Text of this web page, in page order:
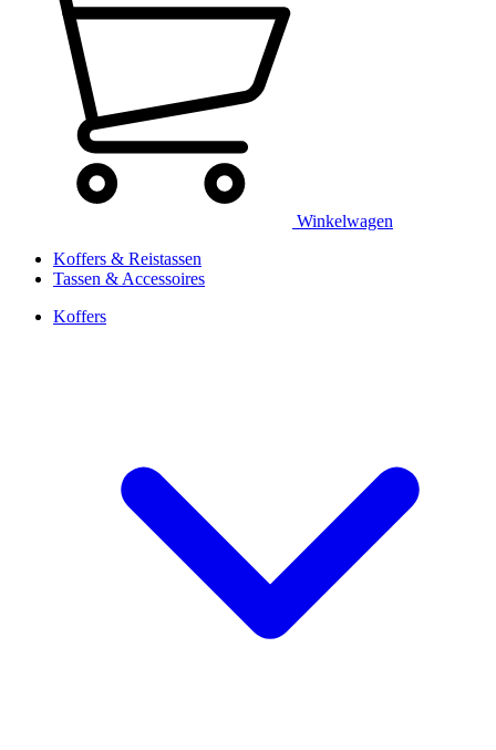
Winkelwagen
Koffers & Reistassen
Tassen & Accessoires
Koffers